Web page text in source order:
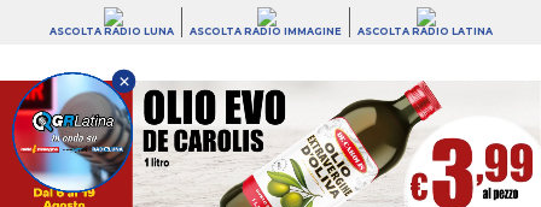
ASCOLTA RADIO LUNA ASCOLTA RADIO IMMAGINE ASCOLTA RADIO LATINA